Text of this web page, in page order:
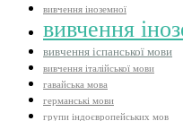
вивчення іноземної
вивчення
вивчення іспанської мови
вивчення італійської мови
гавайська мова
германські мови
групи індоєвропейських мов